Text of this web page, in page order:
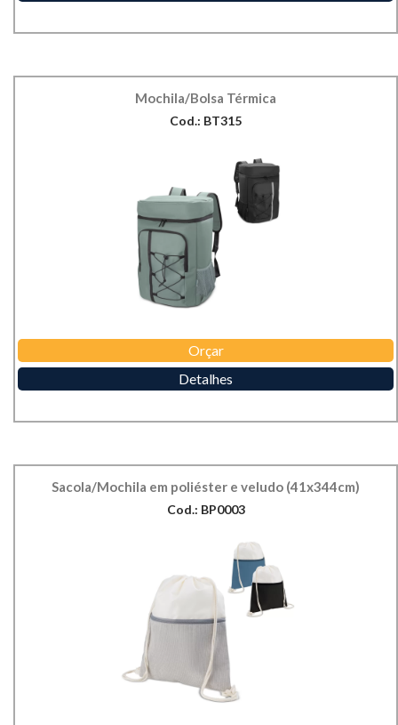
Mochila/Bolsa Térmica
Cod.: BT315
Orçar
Detalhes
Sacola/Mochila em poliéster e veludo (41x344cm)
Cod.: BP0003